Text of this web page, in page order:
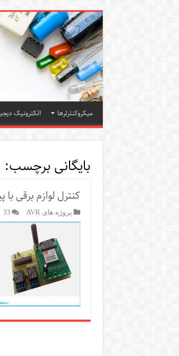
میکروکنترلرها الکترونیک
بایگانی برچسب:
کنترل لوازم برقی
پروژه های AVR 33